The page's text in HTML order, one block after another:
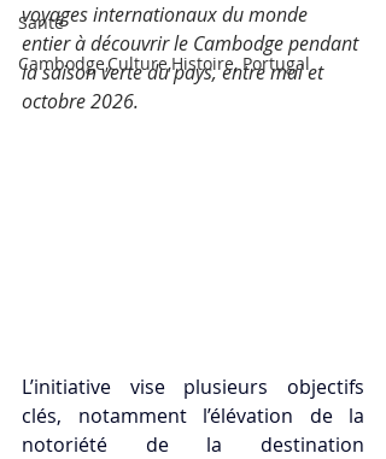
Santé
Cambodge,Culture,Histoire, Portugal
voyages internationaux du monde
entier à découvrir le Cambodge pendant
la saison verte du pays, entre mai et
octobre 2026.
L’initiative vise plusieurs objectifs
clés, notamment l’élévation de la
notoriété de la destination